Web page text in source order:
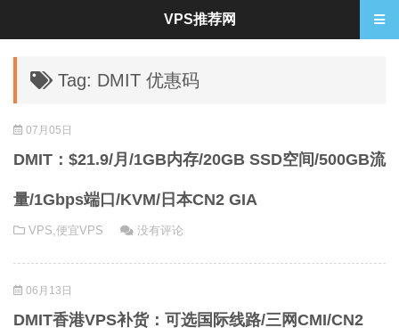
Tag: DMIT 优惠码
07月05日
DMIT：$21.9/月/1GB内存/20GB SSD空间/500GB流
量/1Gbps端口/KVM/日本CN2 GIA
VPS,便宜VPS 没有评论
06月13日
DMIT香港VPS补货：可选国际线路/三网CMI/CN2
VPS推荐网